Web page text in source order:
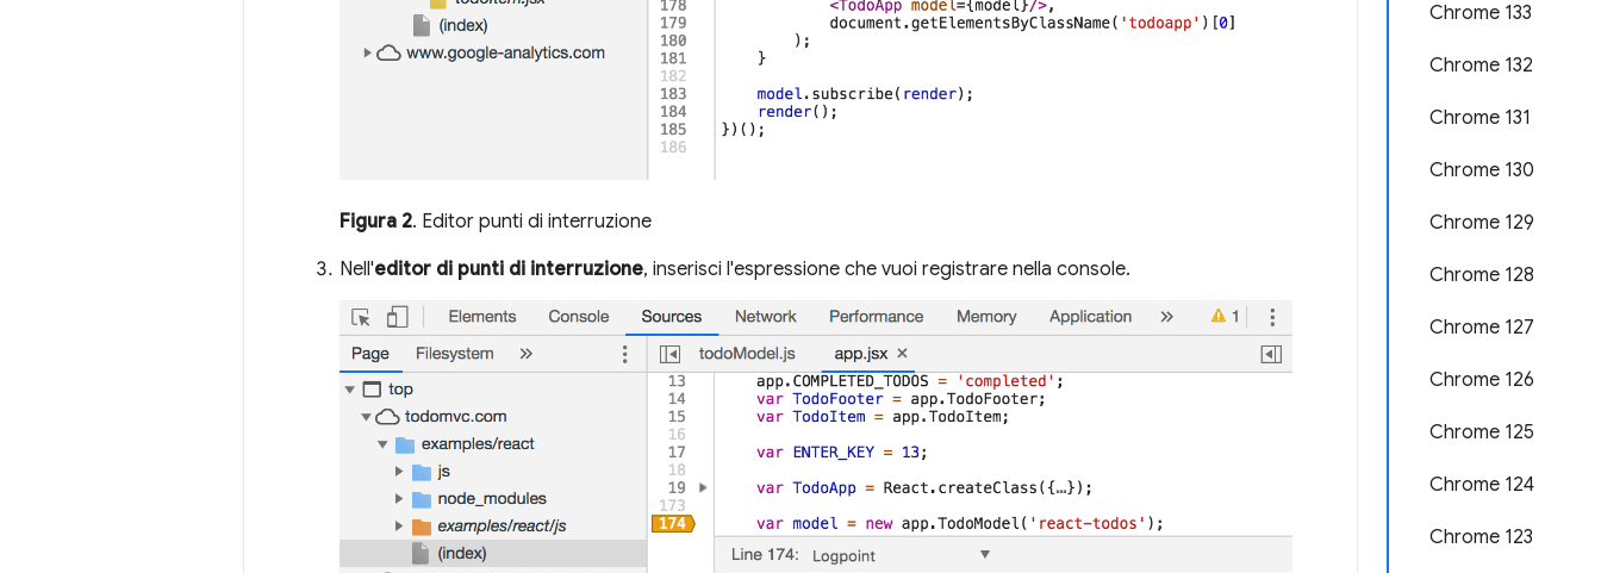
Chrome 133
Chrome 132
Chrome 131
Chrome 130
Chrome 129
Chrome 128
Chrome 127
Chrome 126
Chrome 125
Chrome 124
Chrome 123
Figura 2. Editor punti di interruzione
Nell'editor di punti di interruzione, inserisci l'espressione che vuoi registrare nella console.